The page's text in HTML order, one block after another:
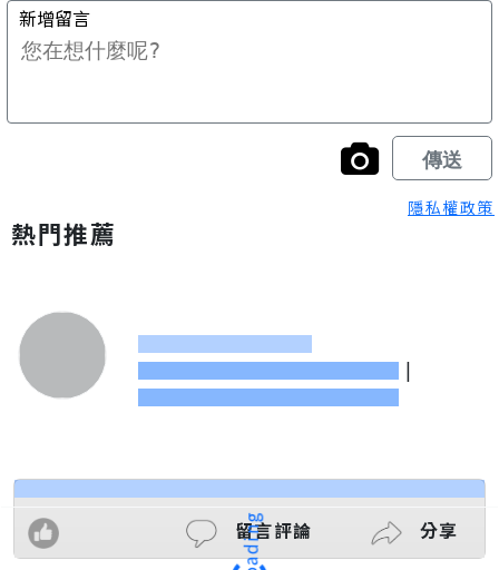
隱私權政策
熱門推薦
|
留言評論 分享